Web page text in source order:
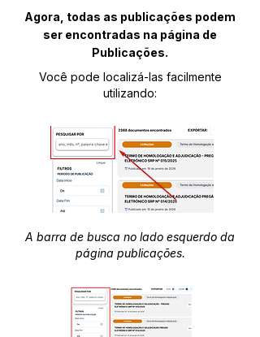
Agora, todas as publicações podem
ser encontradas na página de
Publicações.
Você pode localizá-las facilmente
utilizando:
A barra de busca no lado esquerdo da
página publicações.